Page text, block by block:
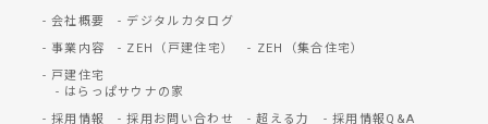
会社概要
デジタルカタログ
事業内容
ZEH（戸建住宅）
ZEH（集合住宅）
戸建住宅
はらっぱサウナの家
採用情報
採用お問い合わせ 超える力 採用情報Q&A